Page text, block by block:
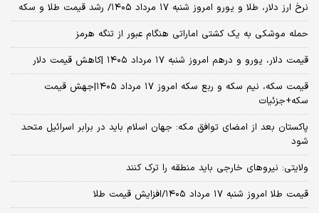
نرخ ارز دلار، طلا و یورو امروز شنبه ۱۷ مرداد ۱۴۰۵/ رشد قیمت طلا و سکه
حمله موشکی به یک کشتی اماراتی هنگام عبور از تنگه هرمز
قیمت دلار، یورو و درهم امروز شنبه ۱۷ مرداد ۱۴۰۵ |کاهش قیمت دلار
قیمت سکه، نیم سکه و ربع سکه امروز ۱۷ مرداد ۱۴۰۵|جهش قیمت
سکه+جزئیات
پاکستان بعد از امضای توافق مکه: جهان اسلام باید در برابر اسرائیل متحد
شود
ولایتی: نیروهای خارجی باید منطقه را ترک کنند
قیمت طلا امروز شنبه ۱۷ مرداد ۱۴۰۵/افزایش قیمت طلا